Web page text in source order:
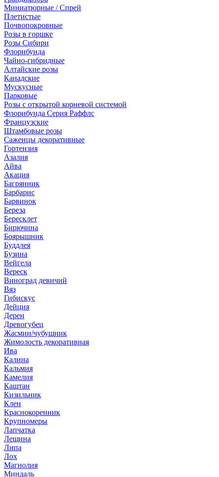
Миниатюрные / Спрей
Плетистые
Почвопокровные
Розы в горшке
Розы Сибири
Флорибунда
Чайно-гибридные
Алтайские розы
Канадские
Мускусные
Парковые
Розы с открытой корневой системой
Флорибунда Серия Раффлс
Французские
Штамбовые розы
Саженцы декоративные
Гортензия
Азалия
Айва
Акация
Багрянник
Барбарис
Барвинок
Береза
Бересклет
Бирючина
Боярышник
Буддлея
Бузина
Вейгела
Вереск
Виноград девичий
Вяз
Гибискус
Дейция
Дерен
Древогубец
Жасмин/чубушник
Жимолость декоративная
Ива
Калина
Кальмия
Камелия
Каштан
Кизильник
Клен
Краснокоренник
Крупномеры
Лапчатка
Лещина
Липа
Лох
Магнолия
Миндаль